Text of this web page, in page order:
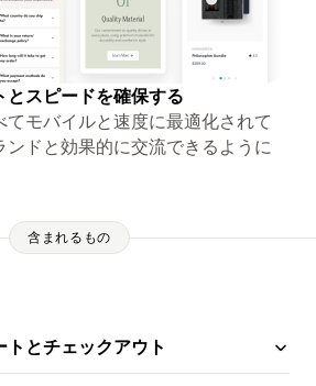
とスピードを確保する
てモバイルと速度に最適化されて
ンドと効果的に交流できるように
含まれるもの
トとチェックアウト